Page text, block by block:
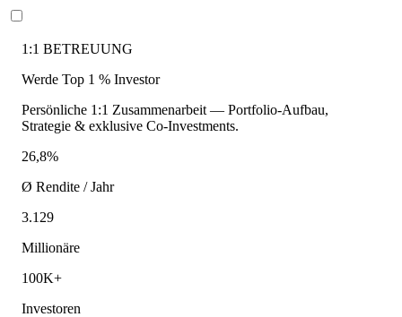
1:1 BETREUUNG
Werde Top 1 % Investor
Persönliche 1:1 Zusammenarbeit — Portfolio-Aufbau,
Strategie & exklusive Co-Investments.
26,8%
Ø Rendite / Jahr
3.129
Millionäre
100K+
Investoren